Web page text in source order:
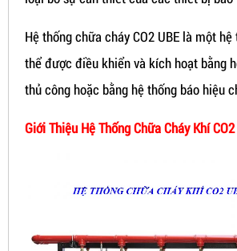
Hệ thống chữa cháy CO2 UBE là một
thể được điều khiển và kích hoạt bằng
thủ công hoặc bằng hệ thống báo hiệu
Giới Thiệu Hệ Thống Chữa Cháy Khí CO2